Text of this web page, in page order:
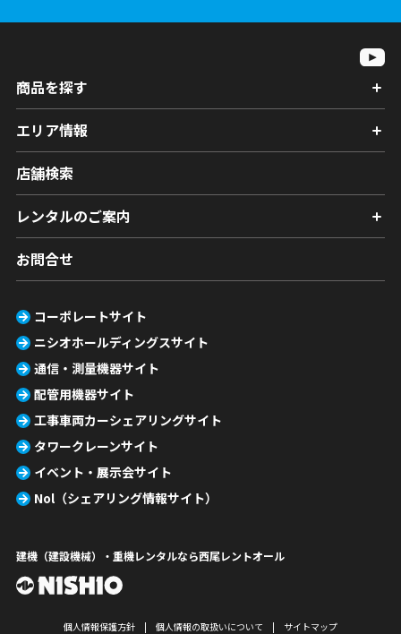
商品を探す
エリア情報
店舗検索
レンタルのご案内
お問合せ
コーポレートサイト
ニシオホールディングスサイト
通信・測量機器サイト
配管用機器サイト
工事車両カーシェアリングサイト
タワークレーンサイト
イベント・展示会サイト
Nol（シェアリング情報サイト）
建機（建設機械）・重機レンタルなら西尾レントオール
個人情報保護方針 個人情報の取扱いについて サイトマップ